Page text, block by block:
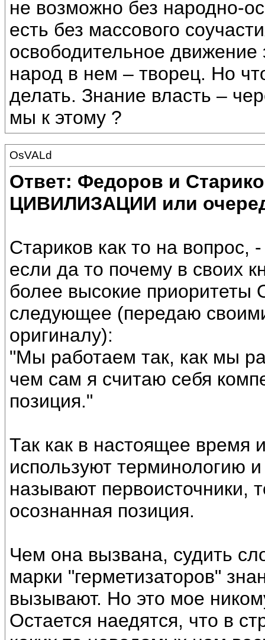
не возможно без народно-
есть без массового
освободительное движение
народ в нем – творец. Но
делать. Знание власть –
мы к этому ?
OsVALd
Ответ: Федоров и
ЦИВИЛИЗАЦИИ или
Стариков как то на вопрос,
если да то почему в своих
более высокие приоритеты
следующее (передаю
оригиналу):
"Мы работаем так, как мы
чем сам я считаю себя
позиция."
Так как в настоящее время
используют терминологию
называют первоисточники,
осознанная позиция.
Чем она вызвана, судить
марки "герметизаторов"
вызывают. Но это мое
Остается наедятся, что в